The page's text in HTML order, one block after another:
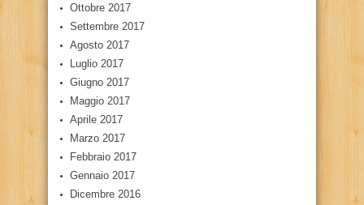
Ottobre 2017
Settembre 2017
Agosto 2017
Luglio 2017
Giugno 2017
Maggio 2017
Aprile 2017
Marzo 2017
Febbraio 2017
Gennaio 2017
Dicembre 2016